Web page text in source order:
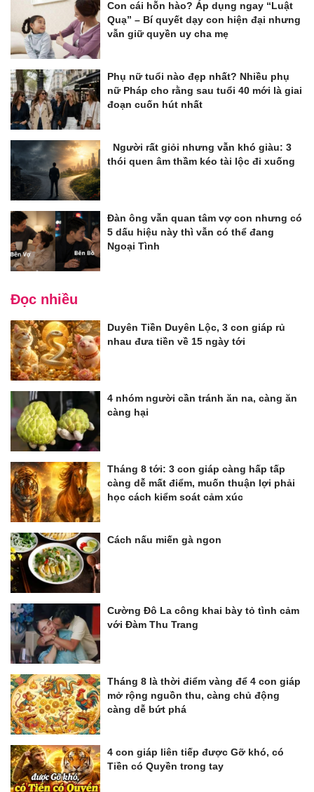
Con cái hỗn hào? Áp dụng ngay “Luật
Quạ” – Bí quyết dạy con hiện đại nhưng
vẫn giữ quyền uy cha mẹ
Phụ nữ tuổi nào đẹp nhất? Nhiều phụ
nữ Pháp cho rằng sau tuổi 40 mới là giai
đoạn cuốn hút nhất
Người rất giỏi nhưng vẫn khó giàu: 3
thói quen âm thầm kéo tài lộc đi xuống
Đàn ông vẫn quan tâm vợ con nhưng có
5 dấu hiệu này thì vẫn có thể đang
Ngoại Tình
Đọc nhiều
Duyên Tiền Duyên Lộc, 3 con giáp rủ
nhau đưa tiền về 15 ngày tới
4 nhóm người cần tránh ăn na, càng ăn
càng hại
Tháng 8 tới: 3 con giáp càng hấp tấp
càng dễ mất điểm, muốn thuận lợi phải
học cách kiểm soát cảm xúc
Cách nấu miến gà ngon
Cường Đô La công khai bày tỏ tình cảm
với Đàm Thu Trang
Tháng 8 là thời điểm vàng để 4 con giáp
mở rộng nguồn thu, càng chủ động
càng dễ bứt phá
4 con giáp liên tiếp được Gỡ khó, có
Tiền có Quyền trong tay